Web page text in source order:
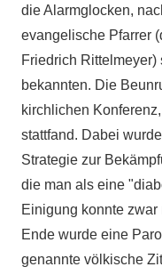
die Alarmglocken,
evangelische Pfarrer
Friedrich
bekannten. Die
kirchlichen
stattfand. Dabei
Strategie zur
die man als eine
Einigung konnte
Ende wurde eine
genannte völkische